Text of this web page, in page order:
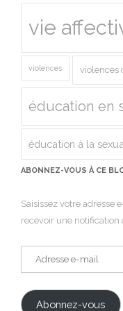
vie
violences violences
éducation en
éducation à la
ABONNEZ-VOUS À CE
Saisissez votre adresse
recevoir une
Adresse
e-
Abonnez-vous